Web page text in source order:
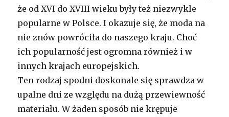
że od XVI do XVIII wieku były też niezwykle
popularne w Polsce. I okazuje się, że moda na
nie znów powróciła do naszego kraju. Choć
ich popularność jest ogromna również i w
innych krajach europejskich.
Ten rodzaj spodni doskonale się sprawdza w
upalne dni ze względu na dużą przewiewność
materiału. W żaden sposób nie krępuje